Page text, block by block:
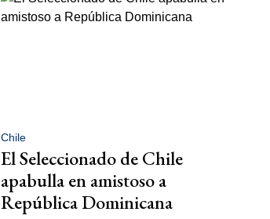
Chile
El Seleccionado de Chile
apabulla en amistoso a
República Dominicana